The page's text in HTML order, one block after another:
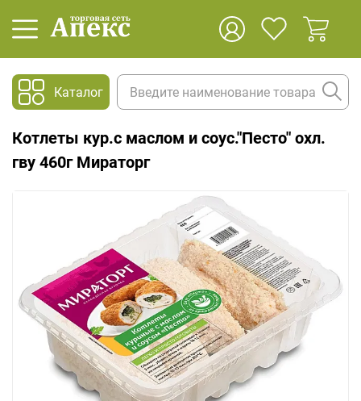
Каталог
Котлеты кур.с маслом и соус."Песто" охл.
гву 460г Мираторг